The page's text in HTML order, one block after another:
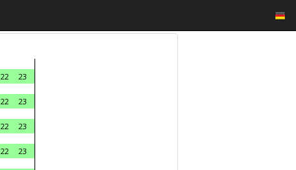
22
23
22
23
22
23
22
23